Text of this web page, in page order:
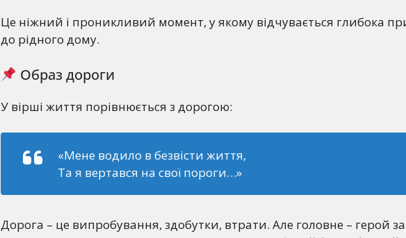
Це ніжний і проникливий момент, у якому відчувається глибока
до рідного дому.
Образ дороги
У вірші життя порівнюється з дорогою:
«Мене водило в безвісти життя,
Та я вертався на свої пороги…»
Дорога – це випробування, здобутки, втрати. Але головне – герой